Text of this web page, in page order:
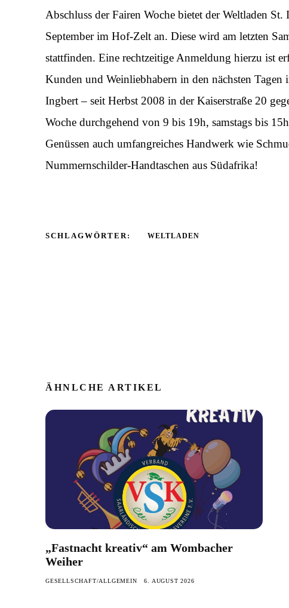
Abschluss der Fairen Woche bietet der Weltladen
September im Hof-Zelt an. Diese wird am letzten
stattfinden. Eine rechtzeitige Anmeldung hierzu ist
Kunden und Weinliebhabern in den nächsten
Ingbert – seit Herbst 2008 in der Kaiserstraße 20
Woche durchgehend von 9 bis 19h, samstags bis
Genüssen auch umfangreiches Handwerk wie
Nummernschilder-Handtaschen aus Südafrika!
SCHLAGWÖRTER: WELTLADEN
ÄHNLCHE ARTIKEL
„Fastnacht kreativ“ am Wombacher
Weiher
GESELLSCHAFT/ALLGEMEIN 6. AUGUST 2026